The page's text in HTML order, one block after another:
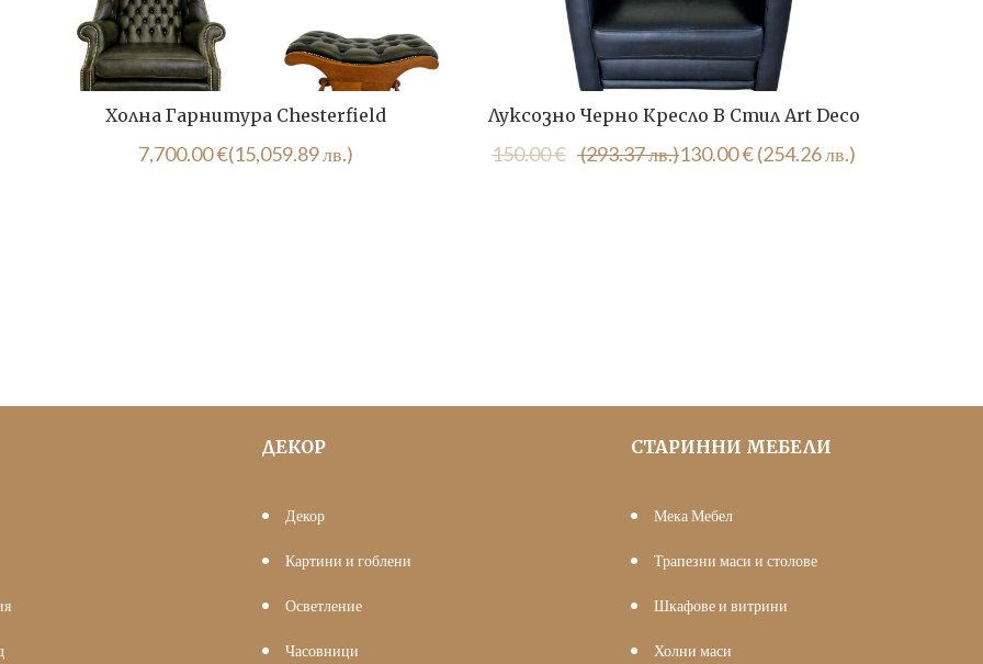
Холна Гарнитура Chesterfield
7,700.00€(15,059.89 лв.)
Луксозно Черно Кресло В Стил Art Deco
150.00€ (293.37 лв.)Original
130.00€(254.26 лв.)
Текущата
ДЕКОР
Декор
Картини и гоблени
Осветление
Часовници
СТАРИННИ МЕБЕЛИ
Мека Мебел
Трапезни маси и столове
Шкафове и витрини
Холни маси